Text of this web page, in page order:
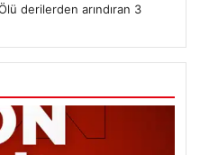
derilerden arındıran 3